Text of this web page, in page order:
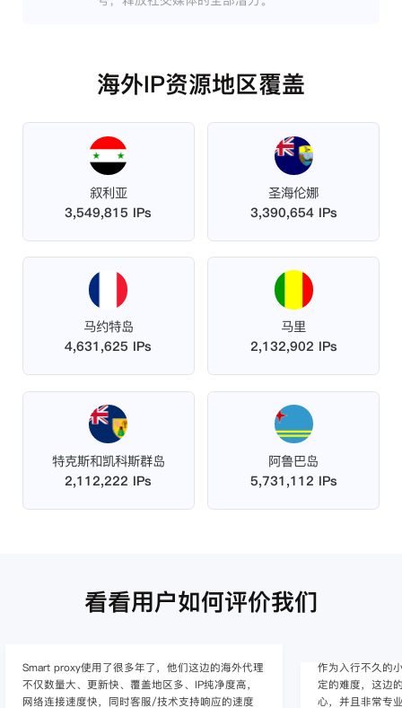
海外IP资源地区覆盖
叙利亚
3,549,815 IPs
圣海伦娜
3,390,654 IPs
马约特岛
4,631,625 IPs
马里
2,132,902 IPs
特克斯和凯科斯群岛
2,112,222 IPs
阿鲁巴岛
5,731,112 IPs
看看用户如何评价我们
作为入行不久的小白，上手使用Smart proxy会有一
定的难度，这边的客服人员/技术支持人员非常有耐
心，并且非常专业，很快就上手了，使用体验整体
作为一家跨境电
上面经营着多个
着强烈的需求，